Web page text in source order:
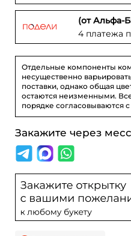
(от Альфа-
4 платежа
Отдельные компоненты
несущественно
поставки, однако общая
остаются неизменными.
порядке согласовываются
Закажите через